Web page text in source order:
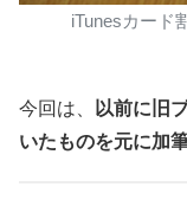
iTunesカード
今回は、
以前に旧
いたものを元に加